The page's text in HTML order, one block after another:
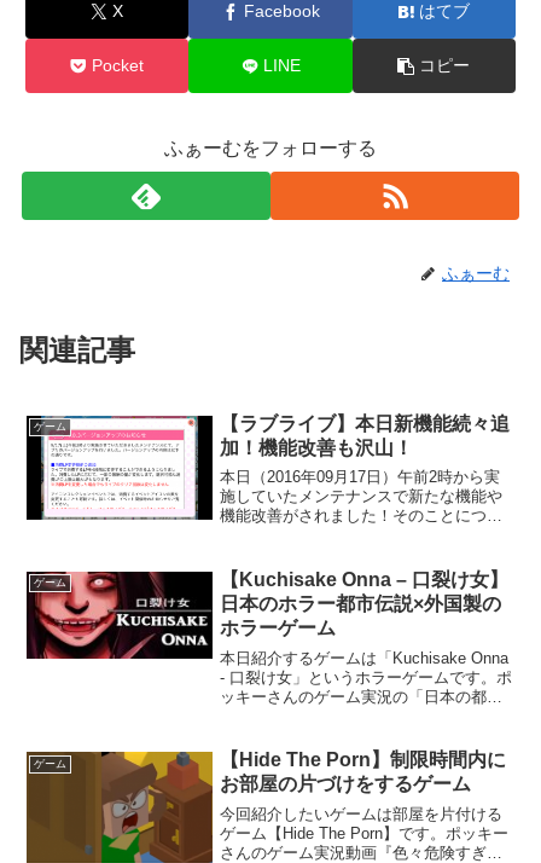
X Facebook はてブ
Pocket LINE コピー
ふぁーむをフォローする
ふぁーむ
関連記事
ゲーム
【ラブライブ】本日新機能続々追
加！機能改善も沢山！
本日（2016年09月17日）午前2時から実
施していたメンテナンスで新たな機能や
機能改善がされました！そのことについ
費するLPを４段階に変更することが出来
るようにな...
ゲーム
【Kuchisake Onna – 口裂け女】
日本のホラー都市伝説×外国製の
ホラーゲーム
本日紹介するゲームは「Kuchisake Onna
- 口裂け女」というホラーゲームです。ポ
ッキーさんのゲーム実況の「日本の都市
を載せさせていただきます。面白いので
まだ...
ゲーム
【Hide The Porn】制限時間内に
お部屋の片づけをするゲーム
今回紹介したいゲームは部屋を片付ける
ゲーム【Hide The Porn】です。ポッキー
さんのゲーム実況動画『色々危険すぎる